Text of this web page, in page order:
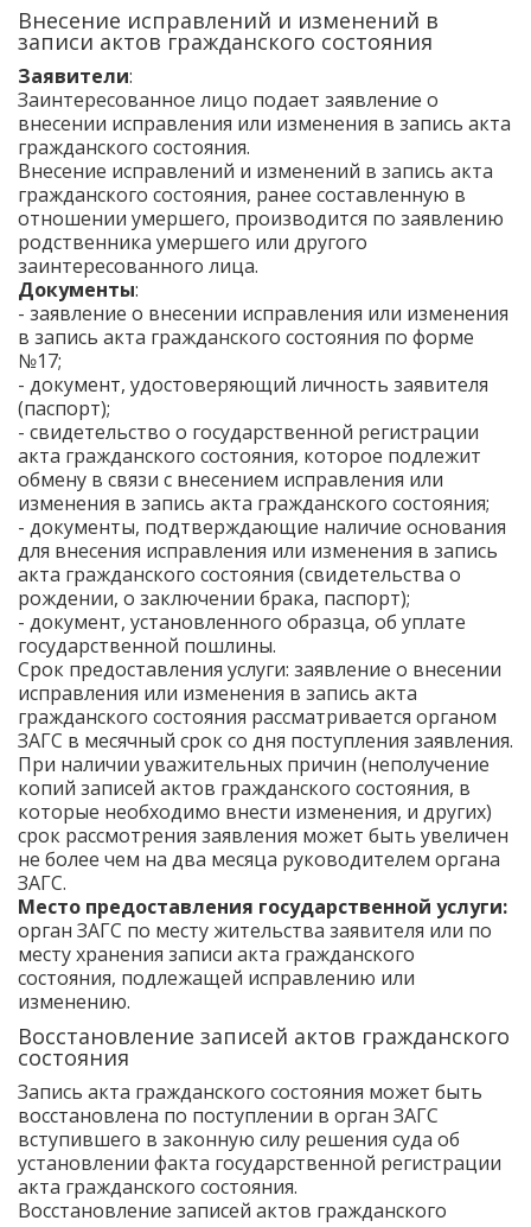
Внесение исправлений и изменений в
записи актов гражданского состояния
Заявители:
Заинтересованное лицо подает заявление о
внесении исправления или изменения в запись акта
гражданского состояния.
Внесение исправлений и изменений в запись акта
гражданского состояния, ранее составленную в
отношении умершего, производится по заявлению
родственника умершего или другого
заинтересованного лица.
Документы:
- заявление о внесении исправления или изменения
в запись акта гражданского состояния по форме
№17;
- документ, удостоверяющий личность заявителя
(паспорт);
- свидетельство о государственной регистрации
акта гражданского состояния, которое подлежит
обмену в связи с внесением исправления или
изменения в запись акта гражданского состояния;
- документы, подтверждающие наличие основания
для внесения исправления или изменения в запись
акта гражданского состояния (свидетельства о
рождении, о заключении брака, паспорт);
- документ, установленного образца, об уплате
государственной пошлины.
Срок предоставления услуги: заявление о внесении
исправления или изменения в запись акта
гражданского состояния рассматривается органом
ЗАГС в месячный срок со дня поступления заявления.
При наличии уважительных причин (неполучение
копий записей актов гражданского состояния, в
которые необходимо внести изменения, и других)
срок рассмотрения заявления может быть увеличен
не более чем на два месяца руководителем органа
ЗАГС.
Место предоставления государственной услуги:
орган ЗАГС по месту жительства заявителя или по
месту хранения записи акта гражданского
состояния, подлежащей исправлению или
изменению.
Восстановление записей актов гражданского
состояния
Запись акта гражданского состояния может быть
восстановлена по поступлении в орган ЗАГС
вступившего в законную силу решения суда об
установлении факта государственной регистрации
акта гражданского состояния.
Восстановление записей актов гражданского